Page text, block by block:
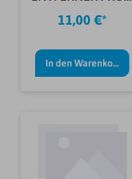
UNI HG/UG
11,00 €*
In den Warenkorb